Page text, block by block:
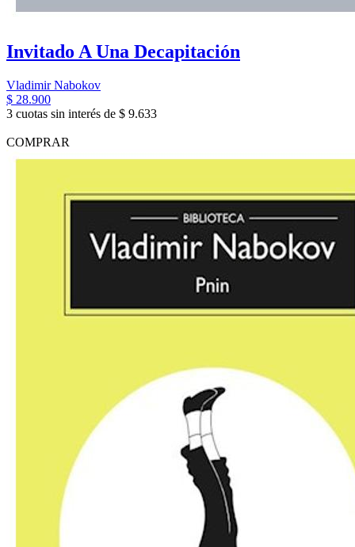
Invitado A Una Decapitación
Vladimir Nabokov
$ 28.900
3 cuotas sin interés de $ 9.633
COMPRAR